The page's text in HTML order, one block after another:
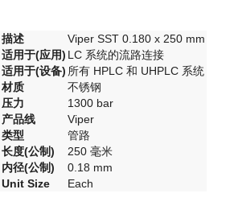
描述
Viper SST 0.180 x 250 mm
适用于(应用) LC 系统的流路连接
适用于(设备) 所有 HPLC 和 UHPLC 系统
材质
不锈钢
压力
1300 bar
产品线
Viper
类型
管路
长度(公制)
250 毫米
内径(公制)
0.18 mm
Unit Size
Each